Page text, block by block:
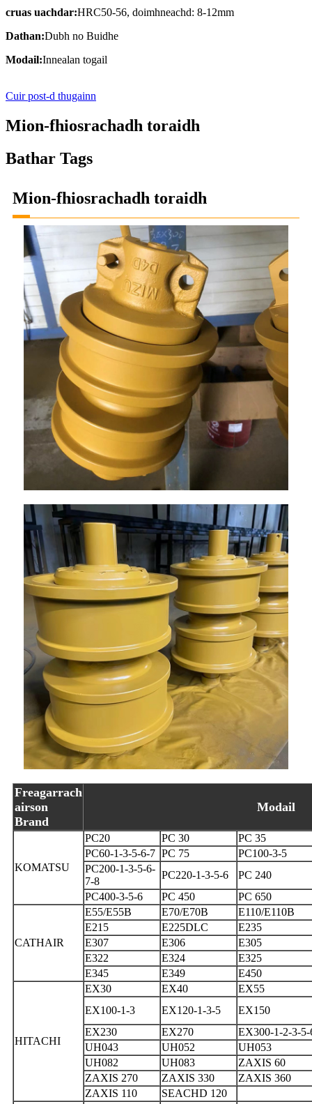
cruas uachdar:HRC50-56, doimhneachd: 8-12mm
Dathan:Dubh no Buidhe
Modail:Innealan togail
Cuir post-d thugainn
Mion-fhiosrachadh toraidh
Bathar Tags
Mion-fhiosrachadh toraidh
Freagarrach
airson
Brand
Modail
KOMATSU
PC20 PC 30
PC 35
PC60-1-3-5-6-7 PC 75
PC100-3-5
PC200-1-3-5-6-
7-8
PC220-1-3-5-6
PC 240
PC400-3-5-6
PC 450 PC 650
CATHAIR
E55/E55B E70/E70B
E110/E110B
E215
E225DLC
E235
E307
E306
E305
E322
E324
E325
E345
E349 E450
HITACHI
EX30 EX40
EX55
EX100-1-3
EX120-1-3-5
EX150
EX230
EX270
EX300-1-2-3-5-
UH043
UH052
UH053
UH082
UH083
ZAXIS 60
ZAXIS 270
ZAXIS 330
ZAXIS 360
ZAXIS 110
SEACHD 120